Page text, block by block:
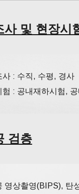
사 및 현장시
사 : 수직, 수평, 경사
험 : 공내재하시험,
검층
영상촬영(BIPS), 탄